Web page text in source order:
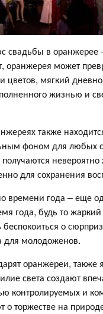
в оранжерее
оранжерея может
цветов, мягкий
жизнью и
также
фоном для любых
для сохранения
времени года –
года, будь то
о
для молодоженов.
оранжереи,
света создают
контролируемых и
торжестве на